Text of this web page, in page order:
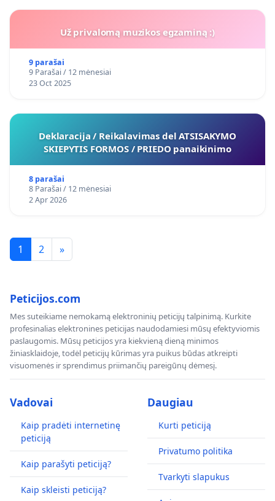
Už privalomą muzikos egzaminą :)
9 parašai
9 Parašai / 12 mėnesiai
23 Oct 2025
Deklaracija / Reikalavimas del ATSISAKYMO
SKIEPYTIS FORMOS / PRIEDO panaikinimo
8 parašai
8 Parašai / 12 mėnesiai
2 Apr 2026
1 2 »
Peticijos.com
Mes suteikiame nemokamą elektroninių peticijų talpinimą. Kurkite
profesinalias elektronines peticijas naudodamiesi mūsų efektyviomis
paslaugomis. Mūsų peticijos yra kiekvieną dieną minimos
žiniasklaidoje, todėl peticijų kūrimas yra puikus būdas atkreipti
visuomenės ir sprendimus priimančių pareigūnų dėmesį.
Vadovai
Kaip pradėti internetinę
peticiją
Kaip parašyti peticiją?
Kaip skleisti peticiją?
Daugiau
Kurti peticiją
Privatumo politika
Tvarkyti slapukus